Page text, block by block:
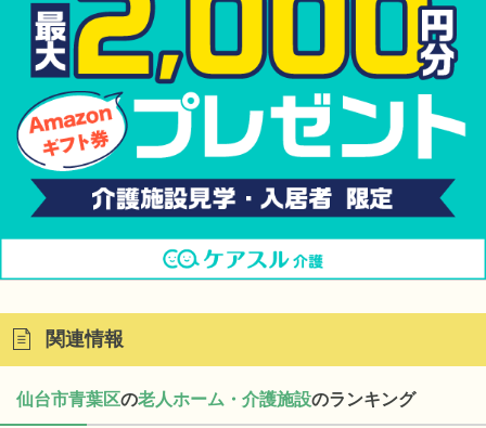
関連情報
仙台市青葉区の老人ホーム・介護施設のランキング